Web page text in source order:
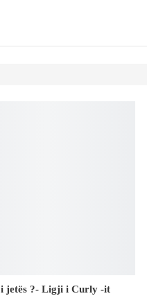
i jetës ?- Ligji i Curly -it